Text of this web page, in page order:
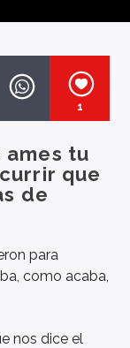
1
ames tu
que
de
para
como acaba,
nos dice el